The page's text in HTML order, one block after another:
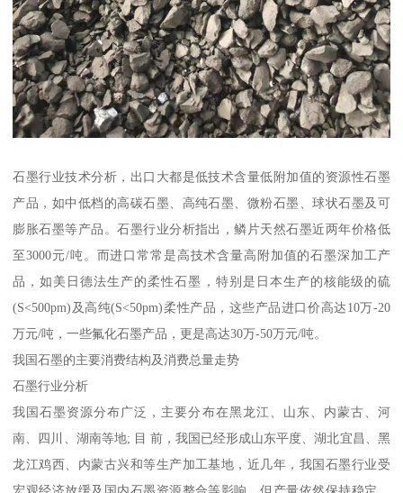
石墨行业技术分析，出口大都是低技术含量低附加值的资源性石墨
产品，如中低档的高碳石墨、高纯石墨、微粉石墨、球状石墨及可
膨胀石墨等产品。石墨行业分析指出，鳞片天然石墨近两年价格低
至3000元/吨。而进口常常是高技术含量高附加值的石墨深加工产
品，如美日德法生产的柔性石墨，特别是日本生产的核能级的硫
(S<500pm)及高纯(S<50pm)柔性产品，这些产品进口价高达10万-20
万元/吨，一些氟化石墨产品，更是高达30万-50万元/吨。
我国石墨的主要消费结构及消费总量走势
石墨行业分析
我国石墨资源分布广泛，主要分布在黑龙江、山东、内蒙古、河
南、四川、湖南等地; 目 前，我国已经形成山东平度、湖北宜昌、黑
龙江鸡西、内蒙古兴和等生产加工基地，近几年，我国石墨行业受